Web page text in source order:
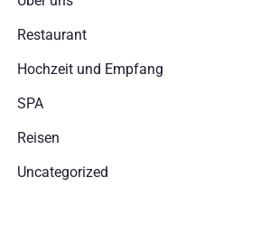
Restaurant
Hochzeit und Empfang
SPA
Reisen
Uncategorized